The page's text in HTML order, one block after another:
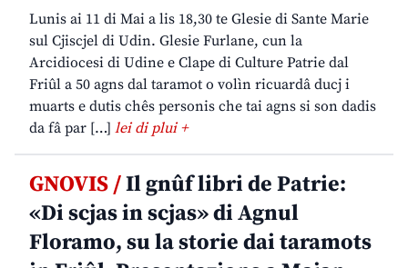
Lunis ai 11 di Mai a lis 18,30 te Glesie di Sante Marie
sul Cjiscjel di Udin. Glesie Furlane, cun la
Arcidiocesi di Udine e Clape di Culture Patrie dal
Friûl a 50 agns dal taramot o volìn ricuardâ ducj i
muarts e dutis chês personis che tai agns si son dadis
da fâ par […] lei di plui +
GNOVIS /Il gnûf libri de Patrie:
«Di scjas in scjas» di Agnul
Floramo, su la storie dai taramots